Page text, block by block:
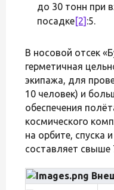
до 30 тонн при
посадке[2] :5.
В носовой отсек
герметичная
экипажа, для
10 человек) и
обеспечения
космического
на орбите, спуска
составляет свыше